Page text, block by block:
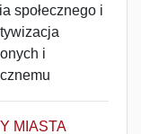
społecznego i
i
MIASTA